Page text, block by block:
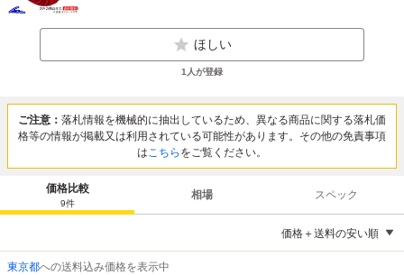
ほしい
1 人が登録
ご注意： 落札情報を機械的に抽出しているため、異なる商品に関する落札価
格等の情報が掲載又は利用されている可能性があります。その他の免責事項
はこちら をご覧ください。
価格比較
9件
相場 スペック
価格＋送料の安い順
東京都への送料込み価格を表示中